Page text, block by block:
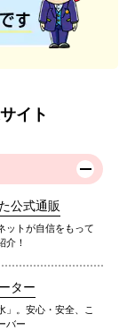
イト
公式通販
ットが自信をもって
介！
ター
」。安心・安全、こ
バー